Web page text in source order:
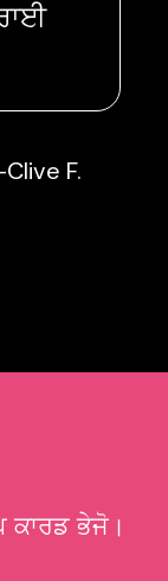
Clive F.
ਭੇਜੋ।